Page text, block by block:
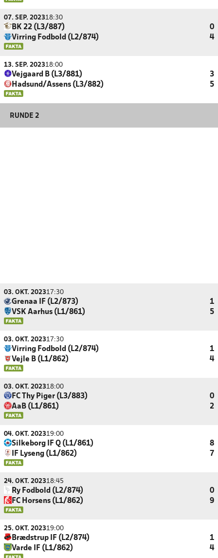
07. SEP. 202318:30
BK 22 (L3/887)
0
Virring Fodbold (L2/874)
4
13. SEP. 202318:00
Vejgaard B (L3/881)
3
Hadsund/Assens (L3/882)
5
RUNDE 2
03. OKT. 202317:30
Grenaa IF (L2/873)
1
VSK Aarhus (L1/861)
5
03. OKT. 202317:30
Virring Fodbold (L2/874)
1
Vejle B (L1/862)
4
03. OKT. 202318:00
FC Thy Piger (L3/883)
0
AaB (L1/861)
2
04. OKT. 202319:00
Silkeborg IF Q (L1/861)
8
IF Lyseng (L1/862)
7
24. OKT. 202318:45
Ry Fodbold (L2/874)
0
FC Horsens (L1/862)
9
25. OKT. 202319:00
Brædstrup IF (L2/874)
1
Varde IF (L1/862)
4